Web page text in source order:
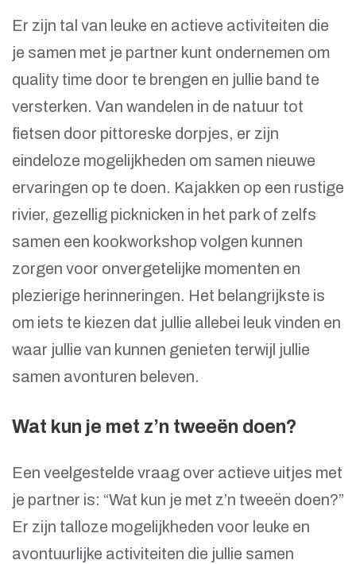
Er zijn tal van leuke en actieve activiteiten die
je samen met je partner kunt ondernemen om
quality time door te brengen en jullie band te
versterken. Van wandelen in de natuur tot
fietsen door pittoreske dorpjes, er zijn
eindeloze mogelijkheden om samen nieuwe
ervaringen op te doen. Kajakken op een rustige
rivier, gezellig picknicken in het park of zelfs
samen een kookworkshop volgen kunnen
zorgen voor onvergetelijke momenten en
plezierige herinneringen. Het belangrijkste is
om iets te kiezen dat jullie allebei leuk vinden en
waar jullie van kunnen genieten terwijl jullie
samen avonturen beleven.
Wat kun je met z’n tweeën doen?
Een veelgestelde vraag over actieve uitjes met
je partner is: “Wat kun je met z’n tweeën doen?”
Er zijn talloze mogelijkheden voor leuke en
avontuurlijke activiteiten die jullie samen